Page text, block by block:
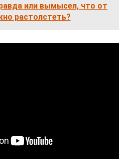
или вымысел, что от
растолстеть?